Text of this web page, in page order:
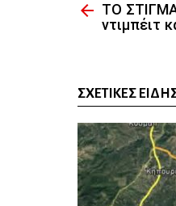
more ΤΟ
ντιμπέιτ
ΣΧΕΤΙΚΈΣ